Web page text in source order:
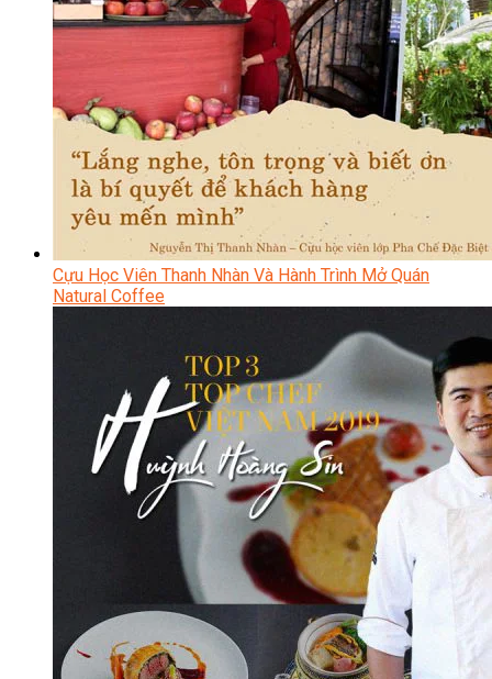
Cựu Học Viên Thanh Nhàn Và Hành Trình Mở Quán
Natural Coffee